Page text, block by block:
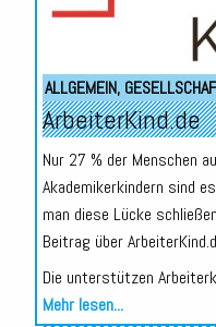
ALLGEMEIN,
ArbeiterKind.de
Nur 27 % der Menschen
Akademikerkindern sind
man diese Lücke
Beitrag über
Die unterstützen
Mehr lesen...